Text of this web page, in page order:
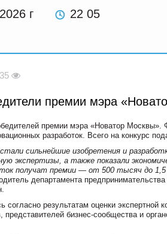
г 22 05
премии мэра
премии мэра «Новатор Москвы».
разработок. Всего на конкурс
сильнейшие изобретения и
экспертизы, а также показали
получат премии — от 500 тысяч до 1,5
департамента предпринимательства
согласно результатам оценки экспертной
представителей бизнес-сообщества и